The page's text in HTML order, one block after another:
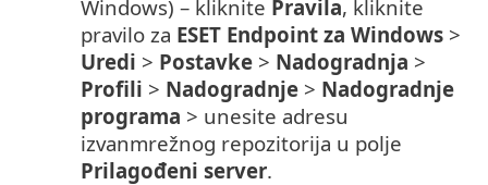
Windows) – kliknite Pravila, kliknite
pravilo za ESET Endpoint za Windows >
Uredi > Postavke > Nadogradnja >
Profili > Nadogradnje > Nadogradnje
programa > unesite adresu
izvanmrežnog repozitorija u polje
Prilagođeni server.